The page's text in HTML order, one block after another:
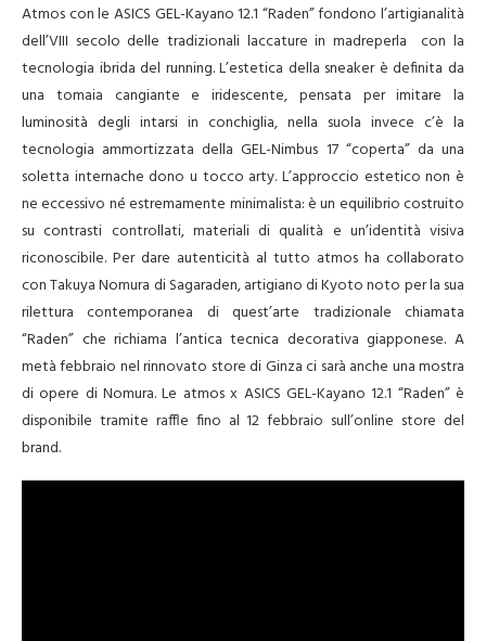
Atmos con le ASICS GEL-Kayano 12.1 “Raden” fondono l’artigianalità
dell’VIII secolo delle tradizionali laccature in madreperla con la
tecnologia ibrida del running. L’estetica della sneaker è definita da
una tomaia cangiante e iridescente, pensata per imitare la
luminosità degli intarsi in conchiglia, nella suola invece c’è la
tecnologia ammortizzata della GEL-Nimbus 17 “coperta” da una
soletta internache dono u tocco arty. L’approccio estetico non è
ne eccessivo né estremamente minimalista: è un equilibrio costruito
su contrasti controllati, materiali di qualità e un’identità visiva
riconoscibile. Per dare autenticità al tutto atmos ha collaborato
con Takuya Nomura di Sagaraden, artigiano di Kyoto noto per la sua
rilettura contemporanea di quest’arte tradizionale chiamata
“Raden” che richiama l’antica tecnica decorativa giapponese. A
metà febbraio nel rinnovato store di Ginza ci sarà anche una mostra
di opere di Nomura. Le atmos x ASICS GEL-Kayano 12.1 “Raden” è
disponibile tramite raffle fino al 12 febbraio sull’online store del
brand.